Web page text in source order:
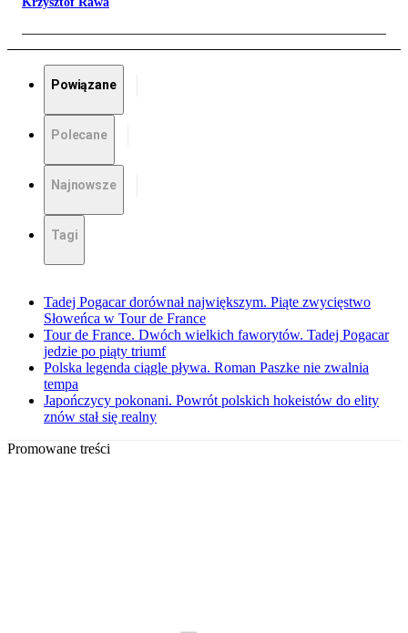
Powiązane
Polecane
Najnowsze
Tagi
Tadej Pogacar dorównał największym. Piąte zwycięstwo
Słoweńca w Tour de France
Tour de France. Dwóch wielkich faworytów. Tadej Pogacar
jedzie po piąty triumf
Polska legenda ciągle pływa. Roman Paszke nie zwalnia
tempa
Japończycy pokonani. Powrót polskich hokeistów do elity
znów stał się realny
Promowane treści